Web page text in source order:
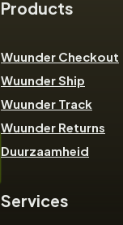
Products
Wuunder Checkout
Wuunder Ship
Wuunder Track
Wuunder Returns
Duurzaamheid
Services